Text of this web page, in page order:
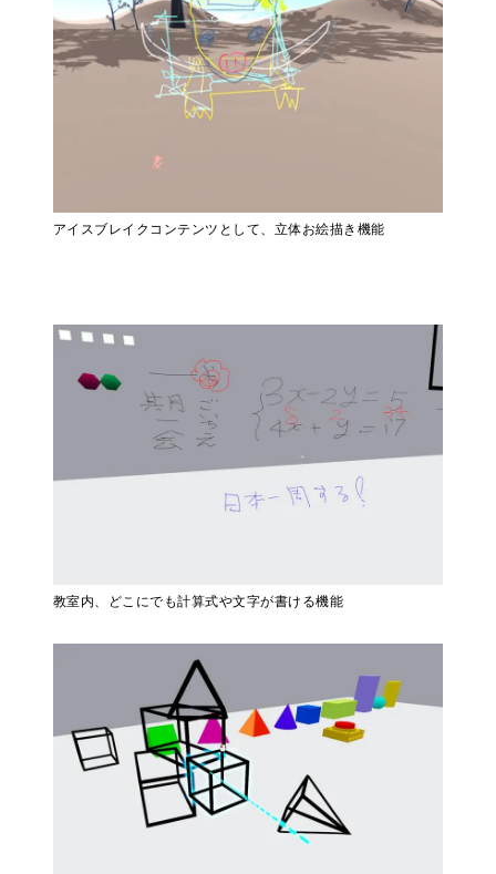
アイスブレイクコンテンツとして、立体お絵描き機能
教室内、どこにでも計算式や文字が書ける機能